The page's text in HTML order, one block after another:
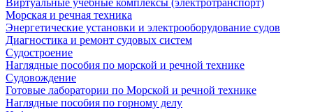
Виртуальные учебные комплексы (электротранспорт)
Морская и речная техника
Энергетические установки и электрооборудование судов
Диагностика и ремонт судовых систем
Судостроение
Наглядные пособия по морской и речной технике
Судовождение
Готовые лаборатории по Морской и речной технике
Наглядные пособия по горному делу